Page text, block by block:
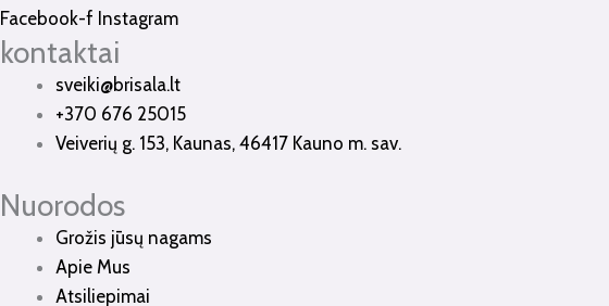
Facebook-f Instagram
kontaktai
sveiki@brisala.lt
+370 676 25015
Veiverių g. 153, Kaunas, 46417 Kauno m. sav.
Nuorodos
Grožis jūsų nagams
Apie Mus
Atsiliepimai